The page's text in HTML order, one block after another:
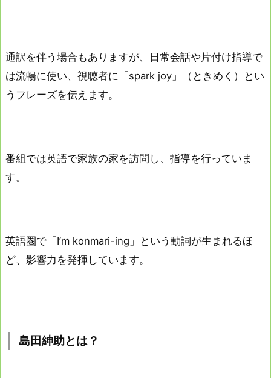
通訳を伴う場合もありますが、日常会話や片付け指導で
は流暢に使い、視聴者に「spark joy」（ときめく）とい
うフレーズを伝えます。
番組では英語で家族の家を訪問し、指導を行っていま
す。
英語圏で「I’m konmari-ing」という動詞が生まれるほ
ど、影響力を発揮しています。
島田紳助とは？